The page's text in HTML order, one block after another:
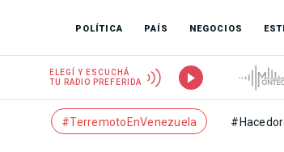
POLÍTICA PAÍS NEGOCIOS
ELEGÍ Y ESCUCHÁ
TU RADIO PREFERIDA
#TerremotoEnVenezuela